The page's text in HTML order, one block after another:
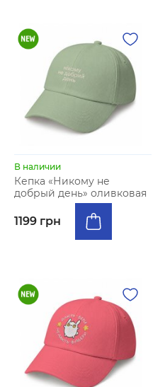
В наличии
Кепка «Никому не
добрый день» оливковая
1199 грн